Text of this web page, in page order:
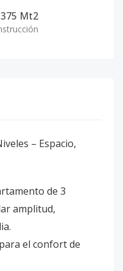
375 Mt2
– Espacio,
de 3
amplitud,
el confort de